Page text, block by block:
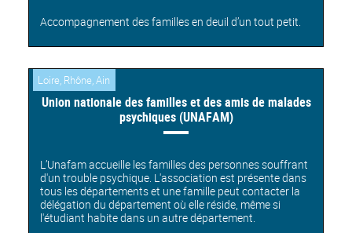
Accompagnement des familles en deuil d’un tout petit.
Loire, Rhône, Ain
Union nationale des familles et des amis de malades
psychiques (UNAFAM)
L’Unafam accueille les familles des personnes souffrant
d'un trouble psychique. L'association est présente dans
tous les départements et une famille peut contacter la
délégation du département où elle réside, même si
l'étudiant habite dans un autre département.